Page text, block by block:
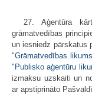
27. Aģentūra
grāmatvedības
un iesniedz pārskatus
"Grāmatvedības likums
"Publisko aģentūru
izmaksu uzskaiti un
ar apstiprināto